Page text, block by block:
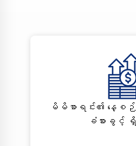
မိမိစာရင်း၏ နေ့စ
ခံစားခွင့်